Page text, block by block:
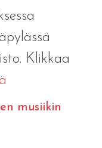
Klikkaa
musiikin